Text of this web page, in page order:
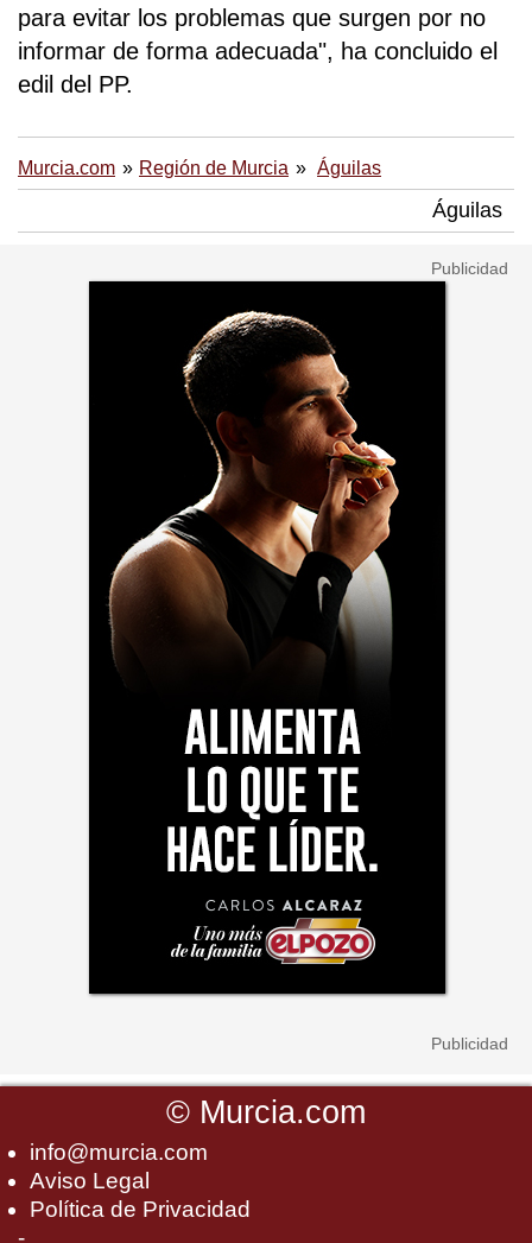
para evitar los problemas que surgen por no
informar de forma adecuada", ha concluido el
edil del PP.
Murcia.com Región de Murcia Águilas
Águilas
© Murcia.com
info@murcia.com
Aviso Legal
Política de Privacidad
-